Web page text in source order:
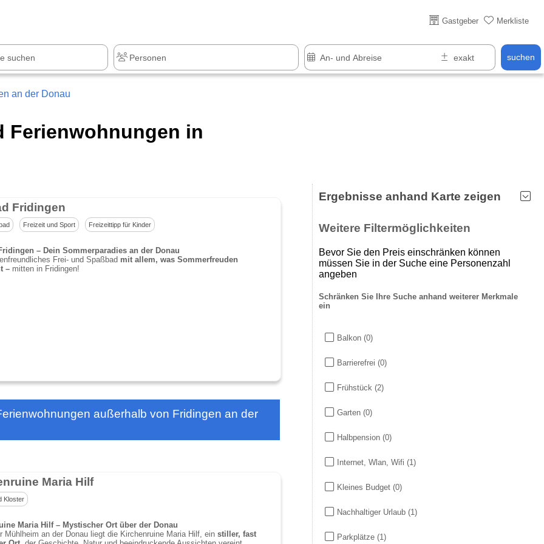
Gastgeber Merkliste
suchen
an der Donau
Ferienwohnungen in
Fridingen
Freizeit und Sport Freizeittipp für Kinder
– Dein Sommerparadies an der Donau
Frei- und Spaßbad mit allem, was Sommerfreuden
–mitten in Fridingen!
außerhalb von Fridingen an der
Maria Hilf
Kloster
Maria Hilf – Mystischer Ort über der Donau
Mühlheim an der Donau liegt die Kirchenruine Maria Hilf, ein stiller, fast
Ergebnisse anhand Karte zeigen
Weitere Filtermöglichkeiten
Bevor Sie den Preis einschränken können
müssen Sie in der Suche eine Personenzahl
angeben
Schränken Sie Ihre Suche anhand weiterer Merkmale
ein
Balkon (0)
Barrierefrei (0)
Frühstück (2)
Garten (0)
Halbpension (0)
Internet, Wlan, Wifi (1)
Kleines Budget (0)
Nachhaltiger Urlaub (1)
Parkplätze (1)